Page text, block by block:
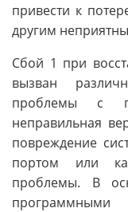
привести к
другим
Сбой 1 при
вызван
проблемы с
неправильная
повреждение
портом или
проблемы. В